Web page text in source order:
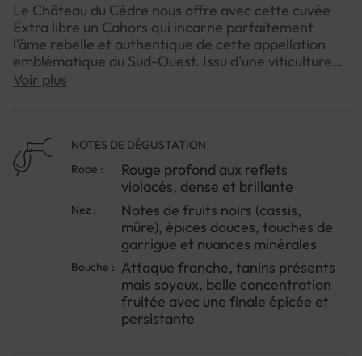
Le Château du Cèdre nous offre avec cette cuvée
Extra libre un Cahors qui incarne parfaitement
l'âme rebelle et authentique de cette appellation
emblématique du Sud-Ouest. Issu d'une viticulture
biologique respectueuse des terroirs, ce 2023
plusieurs décennies, ont conçu cette cuvée comme
un hymne à la liberté d'expression du cépage roi de
Cahors : le Malbec. Le nom Extra libre évoque cette
philosophie d'un vin sans contraintes, où la nature
s'exprime pleinement.Ce Cahors révèle un
caractère généreux et une belle concentration, tout
en conservant une élégance remarquable. Il séduit
par son équilibre entre puissance et finesse, typique
des grands vins de cette région. Un vin de caractère
qui accompagnera magnifiquement vos moments
de partage et de découverte.Pour l'apprécier
pleinement, n'hésitez pas à l'ouvrir une heure avant
Voir plus
NOTES DE DÉGUSTATION
Robe :
Rouge profond aux reflets
violacés, dense et brillante
Nez :
Notes de fruits noirs (cassis,
mûre), épices douces, touches de
garrigue et nuances minérales
Bouche : Attaque franche, tanins présents
mais soyeux, belle concentration
fruitée avec une finale épicée et
persistante